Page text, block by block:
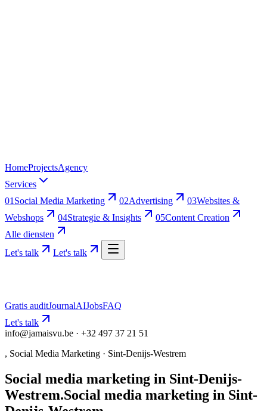
HomeProjectsAgency
Services
01 Social Media Marketing 02Advertising 03Websites &
Webshops
04Strategie & Insights 05Content Creation
Alle diensten
Let's talk
Let's talk
Gratis auditJournalAIJobsFAQ
Let's talk
info@jamaisvu.be · +32 497 37 21 51
, Social Media Marketing · Sint-Denijs-Westrem
Social media marketing in Sint-Denijs-
Westrem.Social media marketing in Sint-